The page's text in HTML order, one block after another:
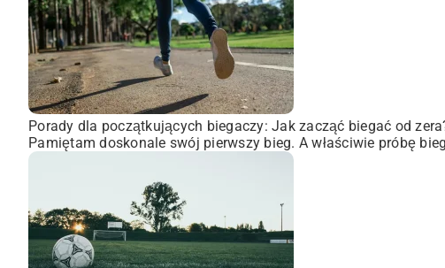
Porady dla początkujących biegaczy: Jak zacząć biegać od
Pamiętam doskonale swój pierwszy bieg. A właściwie próbę